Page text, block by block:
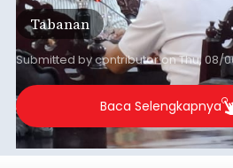
Tabanan
Submitted bycontributoronThu, 08/
Baca Selengkapnya